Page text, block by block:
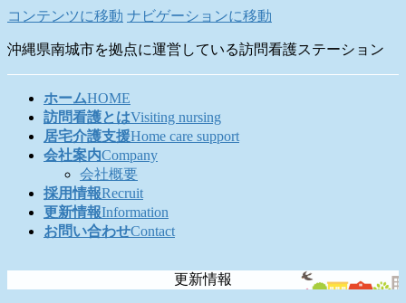
コンテンツに移動 ナビゲーションに移動
沖縄県南城市を拠点に運営している訪問看護ステーション
ホームHOME
訪問看護とはVisiting nursing
居宅介護支援Home care support
会社案内Company
会社概要
採用情報Recruit
更新情報Information
お問い合わせContact
更新情報